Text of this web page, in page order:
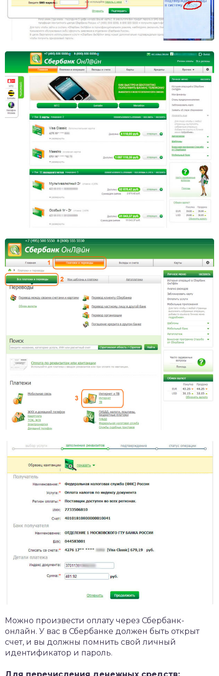
Можно произвести оплату через Сбербанк-
онлайн. У вас в Сбербанке должен быть открыт
счет, и вы должны помнить свой личный
идентификатор и пароль.